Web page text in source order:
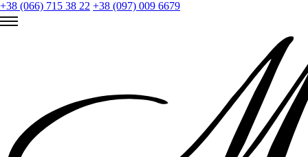
+38 (066) 715 38 22 +38 (097) 009 6679